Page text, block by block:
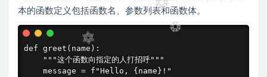
本的函数定义包括函数名、参数列表和函数体。
def greet(name):
    """这个函数向指定的人打招呼"""
    message = f"Hello, {name}!"